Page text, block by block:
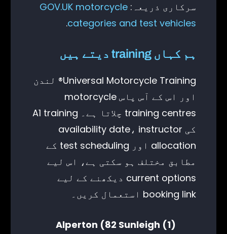
سرکاری ذریعہ: GOV.UK motorcycle
categories and test vehicles
.
ہم کہاں training دیتے ہیں
Universal Motorcycle Training® لندن
اور اس کے آس پاس motorcycle
training centres چلاتا ہے۔ A1 training
کی availability date، instructor
allocation اور test scheduling کے
مطابق مختلف ہو سکتی ہے، اس لیے
current options دیکھنے کے لیے
booking link استعمال کریں۔
(1) Alperton (82 Sunleigh